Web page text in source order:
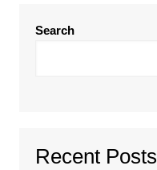
Search
Recent Posts